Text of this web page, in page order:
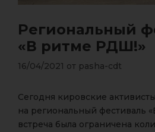
Региональный
«В ритме РДШ!»
16/04/2021 от pasha-cdt
Сегодня кировские активисты
на региональный фестиваль
встреча была ограничена